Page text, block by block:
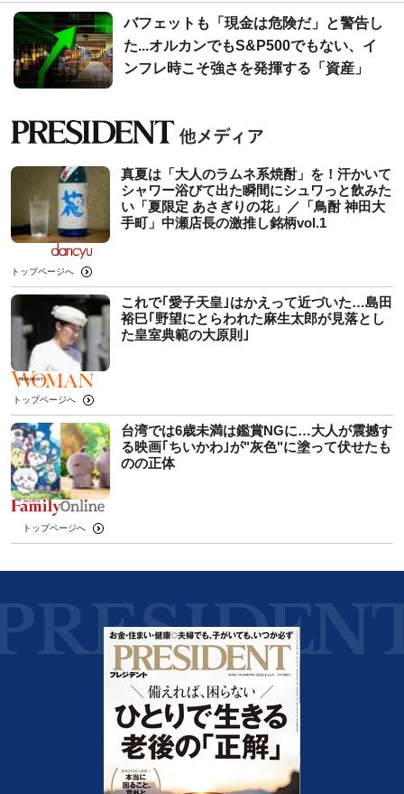
バフェットも「現金は危険だ」と警告し
た...オルカンでもS&P500でもない、イ
ンフレ時こそ強さを発揮する「資産」
真夏は「大人のラムネ系焼酎」を！汗かいて
シャワー浴びて出た瞬間にシュワっと飲みた
い「夏限定 あさぎりの花」／「鳥酎 神田大
手町」中瀬店長の激推し銘柄vol.1
トップページへ
これで｢愛子天皇｣はかえって近づいた…島田
裕巳｢野望にとらわれた麻生太郎が見落とし
た皇室典範の大原則｣
トップページへ
台湾では6歳未満は鑑賞NGに…大人が震撼す
る映画｢ちいかわ｣が"灰色"に塗って伏せたも
のの正体
トップページへ